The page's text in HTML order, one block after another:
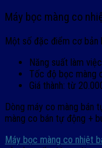
Máy bọc màng co
Một số đặc điểm cơ bản
Năng suất làm
Tốc độ bọc màng
Giá thành: từ
Dòng máy co màng bán
màng co bán tự động +
Máy bọc màng co nhiệt